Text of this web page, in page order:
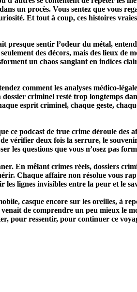
un procès. Vous sentez que vous
Et tout à coup, ces histoires
presque sentir l’odeur du métal,
des décors, mais des lieux de
un chaos sanglant en indices
comment les analyses médico-
criminel resté trop longtemps
esprit criminel, chaque geste,
ce podcast de true crime déroule des
vérifier deux fois la serrure, le
les questions que vous n’osez pas
En mêlant crimes réels, dossiers
Chaque affaire non résolue vous
les lignes invisibles entre la peur et le
casque encore sur les oreilles, à
de comprendre un peu mieux le
pour ressentir, pour continuer ce